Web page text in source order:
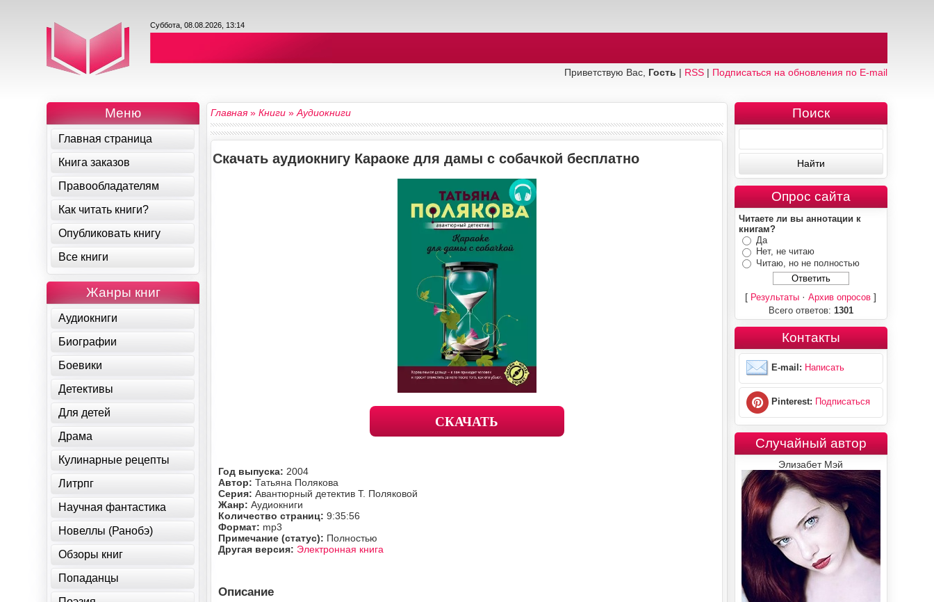
Суббота, 08.08.2026, 13:14
Приветствую Вас, Гость | RSS| Подписаться на обновления по E-mail
Главная»Книги »Аудиокниги
Скачать аудиокнигу Караоке для дамы с собачкой бесплатно
СКАЧАТЬ
Год выпуска: 2004
Автор:Татьяна Полякова
Серия:Авантюрный детектив Т. Поляковой
Жанр:Аудиокниги
Количество страниц:9:35:56
Формат: mp3
Примечание (статус): Полностью
Другая версия: Электронная книга
Описание
Меню
Главная страница
Книга заказов
Правообладателям
Как читать книги?
Опубликовать книгу
Все книги
Жанры книг
Аудиокниги
Биографии
Боевики
Детективы
Для детей
Драма
Кулинарные рецепты
Литрпг
Научная фантастика
Новеллы (Ранобэ)
Обзоры книг
Попаданцы
Поиск
Опрос сайта
Читаете ли вы аннотации к
книгам?
Да
Нет, не читаю
Читаю, но не полностью
[ Результаты ·Архив опросов ]
Всего ответов: 1301
Контакты
E-mail: Написать
Pinterest: Подписаться
Случайный автор
Элизабет Мэй